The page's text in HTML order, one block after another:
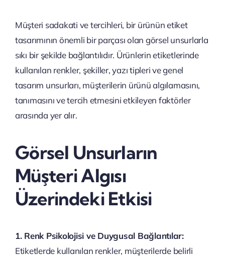
Müşteri sadakati ve tercihleri, bir ürünün etiket
tasarımının önemli bir parçası olan görsel unsurlarla
sıkı bir şekilde bağlantılıdır. Ürünlerin etiketlerinde
kullanılan renkler, şekiller, yazı tipleri ve genel
tasarım unsurları, müşterilerin ürünü algılamasını,
tanımasını ve tercih etmesini etkileyen faktörler
arasında yer alır.
Görsel Unsurların
Müşteri Algısı
Üzerindeki Etkisi
1. Renk Psikolojisi ve Duygusal Bağlantılar:
Etiketlerde kullanılan renkler, müşterilerde belirli